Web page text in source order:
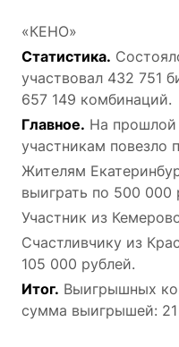
«КЕНО»
Статистика.
участвовал 432 751
657 149 комбинаций.
Главное. На прошлой
участникам повезло
Жителям
выиграть по 500 000
Участник из
Счастливчику из
105 000 рублей.
Итог. Выигрышных
сумма выигрышей: